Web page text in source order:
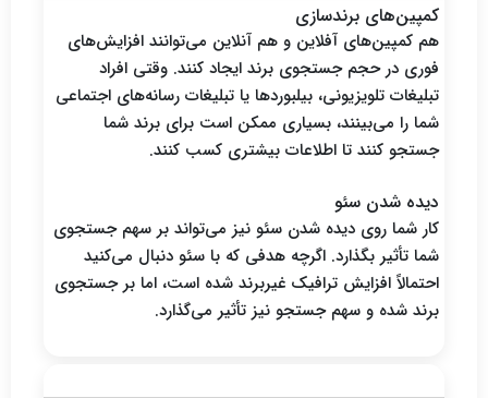
کمپین‌های برندسازی
هم کمپین‌های آفلاین و هم آنلاین می‌توانند افزایش‌های
فوری در حجم جستجوی برند ایجاد کنند. وقتی افراد
تبلیغات تلویزیونی، بیلبوردها یا تبلیغات رسانه‌های اجتماعی
شما را می‌بینند، بسیاری ممکن است برای برند شما
جستجو کنند تا اطلاعات بیشتری کسب کنند.
دیده شدن سئو
کار شما روی دیده شدن سئو نیز می‌تواند بر سهم جستجوی
شما تأثیر بگذارد. اگرچه هدفی که با سئو دنبال می‌کنید
احتمالاً افزایش ترافیک غیربرند شده است، اما بر جستجوی
برند شده و سهم جستجو نیز تأثیر می‌گذارد.